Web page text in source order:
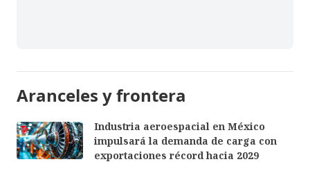
Aranceles y frontera
Industria aeroespacial en México
impulsará la demanda de carga con
exportaciones récord hacia 2029